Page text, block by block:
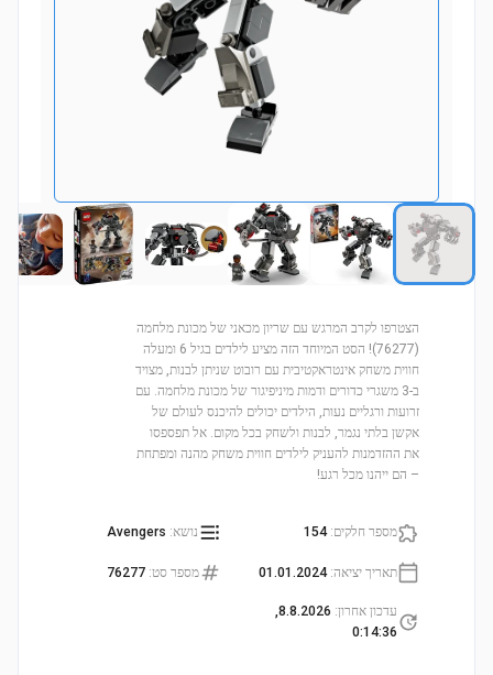
הצטרפו לקרב המרגש עם שריון מכאני של מכונת מלחמה
(76277)! הסט המיוחד הזה מציע לילדים בגיל 6 ומעלה
חווית משחק אינטראקטיבית עם רובוט שניתן לבנות, מצויד
ב-3 משגרי כדורים ודמות מיניפיגור של מכונת מלחמה. עם
זרועות ורגליים נעות, הילדים יכולים להיכנס לעולם של
אקשן בלתי נגמר, לבנות ולשחק בכל מקום. אל תפספסו
את ההזדמנות להעניק לילדים חווית משחק מהנה ומפתחת
– הם ייהנו מכל רגע!
מספר חלקים:
154 נושא:
Avengers
תאריך יציאה:
01.01.2024 מספר סט:
76277
עדכון אחרון:
8.8.2026,
0:14:36